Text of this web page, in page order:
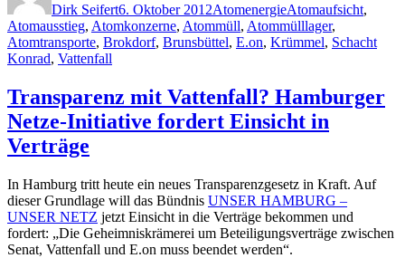
Dirk Seifert6. Oktober 2012AtomenergieAtomaufsicht,
Atomausstieg, Atomkonzerne, Atommüll, Atommülllager,
Atomtransporte, Brokdorf, Brunsbüttel, E.on, Krümmel, Schacht
Konrad, Vattenfall
Transparenz mit Vattenfall? Hamburger
Netze-Initiative fordert Einsicht in
Verträge
In Hamburg tritt heute ein neues Transparenzgesetz in Kraft. Auf
dieser Grundlage will das Bündnis UNSER HAMBURG –
UNSER NETZ jetzt Einsicht in die Verträge bekommen und
fordert: „Die Geheimniskrämerei um Beteiligungsverträge zwischen
Senat, Vattenfall und E.on muss beendet werden“.